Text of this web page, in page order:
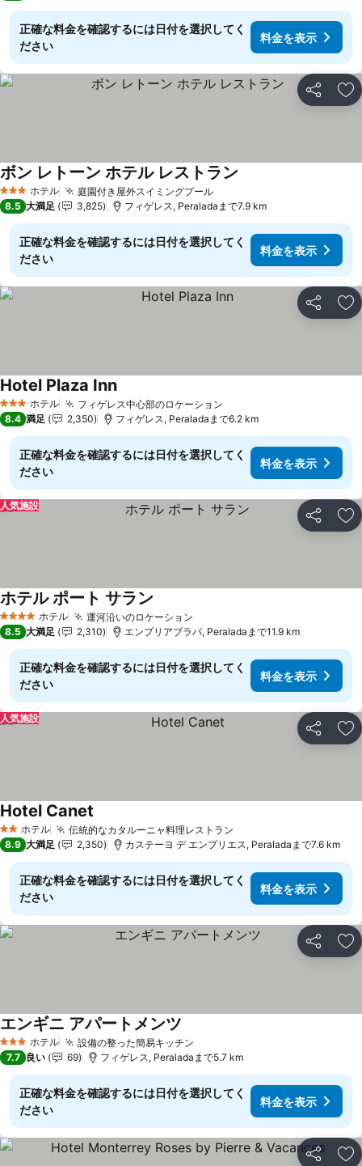
正確な料金を確認するには日付を選択してく
ださい
料金を表示
シェア お
3 ホテルのランク
ホテル 庭園付き屋外スイミングプール料金を表示
ボン レトーン ホテル レストラン
8.5 大満足 3,825 フィゲレス, Peraladaまで7.9 km
正確な料金を確認するには日付を選択してく
ださい
料金を表示
シェア お
3 ホテルのランク
ホテル フィゲレス中心部のロケーション
Hotel Plaza Inn料金を表示
8.4 満足 2,350 フィゲレス, Peraladaまで6.2 km
正確な料金を確認するには日付を選択してく
ださい
料金を表示
シェア お
人気施設
4 ホテルのランク
ホテル 運河沿いのロケーション
ホテル ポート サラン
8.5 大満足 2,310 エンプリアブラバ, Peraladaまで11.9 km
正確な料金を確認するには日付を選択してく
ださい
料金を表示
シェア お
人気施設
2 ホテルのランク
ホテル 伝統的なカタルーニャ料理レストラン
Hotel Canet
8.9 大満足 2,350 カステーヨ デ エンプリエス, Peraladaまで7.6 km
正確な料金を確認するには日付を選択してく
ださい
料金を表示
シェア お
3 ホテルのランク
ホテル 設備の整った簡易キッチン
エンギニ アパートメンツ
7.7 良い 69 フィゲレス, Peraladaまで5.7 km
正確な料金を確認するには日付を選択してく
ださい
料金を表示
シェア お